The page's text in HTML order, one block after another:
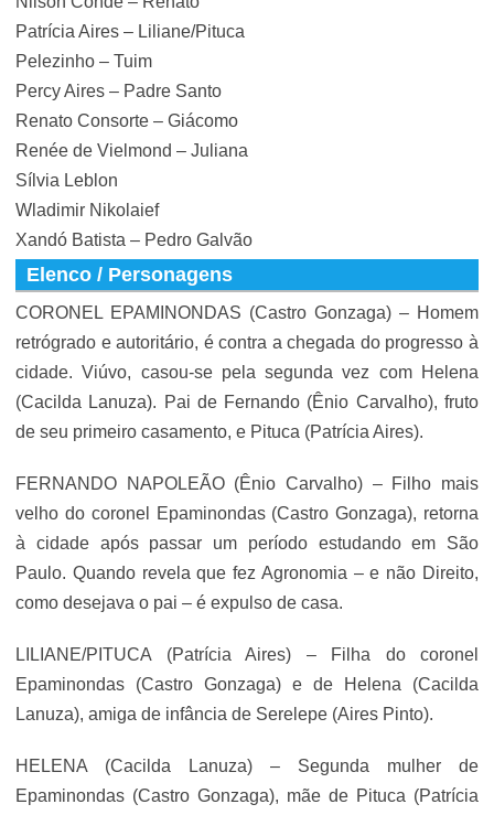
Patrícia Aires – Liliane/Pituca
Pelezinho – Tuim
Percy Aires – Padre Santo
Renato Consorte – Giácomo
Renée de Vielmond – Juliana
Sílvia Leblon
Wladimir Nikolaief
Xandó Batista – Pedro Galvão
Elenco / Personagens
CORONEL EPAMINONDAS (Castro Gonzaga) – Homem
retrógrado e autoritário, é contra a chegada do progresso à
cidade. Viúvo, casou-se pela segunda vez com Helena
(Cacilda Lanuza). Pai de Fernando (Ênio Carvalho), fruto
de seu primeiro casamento, e Pituca (Patrícia Aires).
FERNANDO NAPOLEÃO (Ênio Carvalho) – Filho mais
velho do coronel Epaminondas (Castro Gonzaga), retorna
à cidade após passar um período estudando em São
Paulo. Quando revela que fez Agronomia – e não Direito,
como desejava o pai – é expulso de casa.
LILIANE/PITUCA (Patrícia Aires) – Filha do coronel
Epaminondas (Castro Gonzaga) e de Helena (Cacilda
Lanuza), amiga de infância de Serelepe (Aires Pinto).
HELENA (Cacilda Lanuza) – Segunda mulher de
Epaminondas (Castro Gonzaga), mãe de Pituca (Patrícia